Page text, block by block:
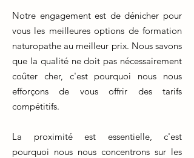
Notre engagement est de dénicher pour
vous les meilleures options de formation
naturopathe au meilleur prix. Nous savons
que la qualité ne doit pas nécessairement
coûter cher, c'est pourquoi nous nous
efforçons de vous offrir des tarifs
compétitifs.
La proximité est essentielle, c'est
pourquoi nous nous concentrons sur les